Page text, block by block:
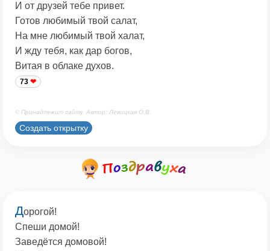
И от друзей тебе привет.
Готов любимый твой салат,
На мне любимый твой халат,
И жду тебя, как дар богов,
Витая в облаке духов.
73
© Принадлежит сайту. Автор: Левицкая О.В.
Создать открытку
Дорогой!
Спеши домой!
Заведётся домовой!